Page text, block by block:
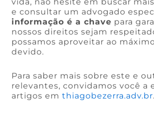
e consultar um advogado
informação é a chave para
nossos direitos sejam
possamos aproveitar ao
devido.
Para saber mais sobre este e
relevantes, convidamos você a
artigos emthiagobezerra.adv.br.